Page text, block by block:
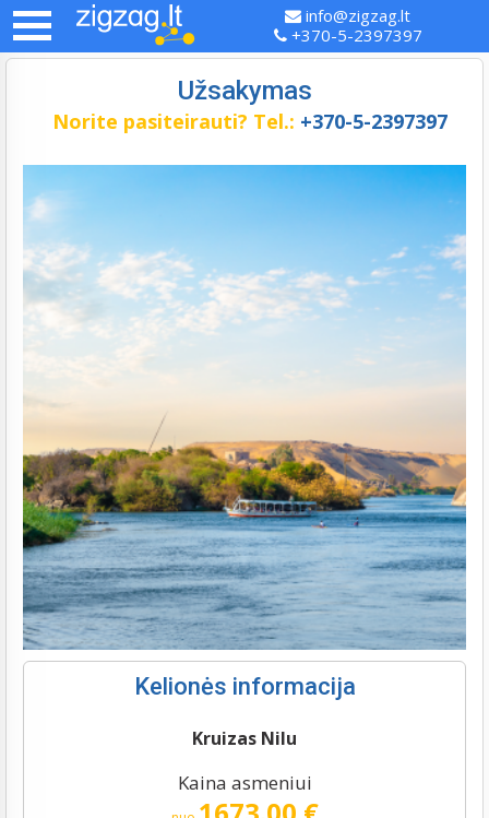
info@zigzag.lt
+370-5-2397397
Užsakymas
Norite pasiteirauti? Tel.: +370-5-2397397
Kelionės informacija
Kruizas Nilu
Kaina asmeniui